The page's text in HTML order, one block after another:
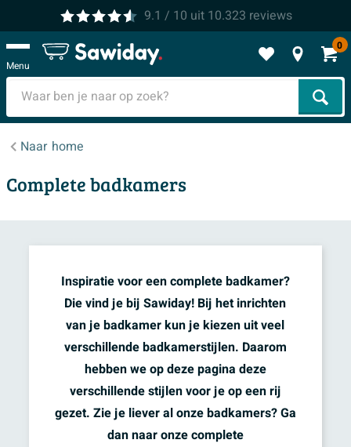
9.1 / 10 uit 10.323 reviews
Menu
0
Naar home
Complete badkamers
Inspiratie voor een complete badkamer?
Die vind je bij Sawiday! Bij het inrichten
van je badkamer kun je kiezen uit veel
verschillende badkamerstijlen. Daarom
hebben we op deze pagina deze
verschillende stijlen voor je op een rij
gezet. Zie je liever al onze badkamers? Ga
dan naar onze complete